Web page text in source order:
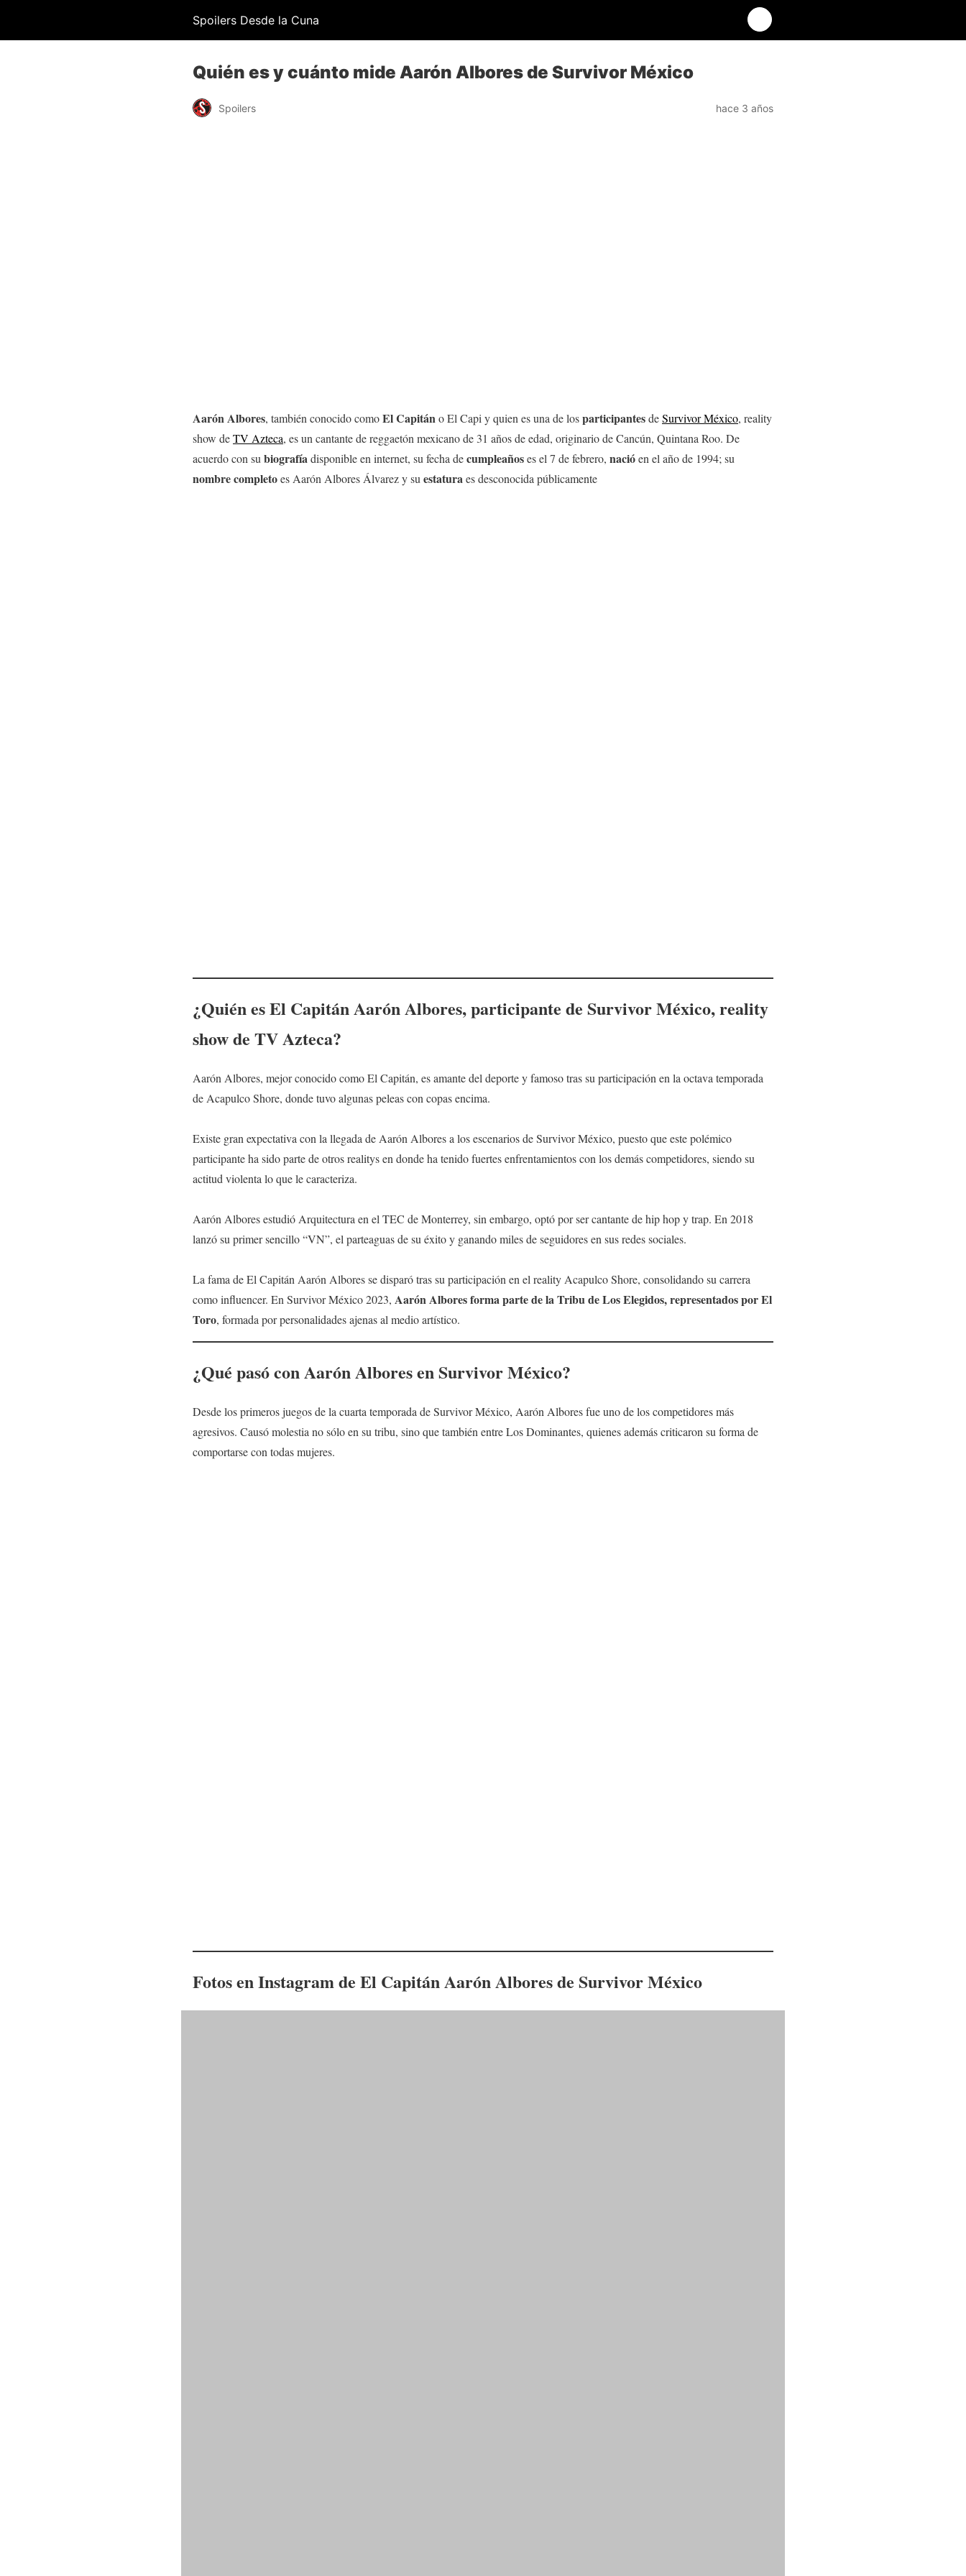
Spoilers Desde la Cuna
Quién es y cuánto mide Aarón Albores de Survivor México
Spoilers hace 3 años
Aarón Albores, también conocido comoEl Capitáno El Capi y quien es una de losparticipantesdeSurvivor México, reality
show deTV Azteca, es un cantante de reggaetón mexicano de 31 años de edad, originario de Cancún, Quintana Roo. De
acuerdo con su biografíadisponible en internet, su fecha decumpleañoses el 7 de febrero, nacióen el año de 1994; su
nombrecompletoes Aarón Albores Álvarez y su estaturaes desconocida públicamente
¿Quién es El Capitán Aarón Albores, participante de Survivor México, reality
show de TV Azteca?
Aarón Albores, mejor conocido como El Capitán, es amante del deporte y famoso tras su participación en la octava temporada
de Acapulco Shore, donde tuvo algunas peleas con copas encima.
Existe gran expectativa con la llegada de Aarón Albores a los escenarios de Survivor México, puesto que este polémico
participante ha sido parte de otros realitys en donde ha tenido fuertes enfrentamientos con los demás competidores, siendo su
actitud violenta lo que le caracteriza.
Aarón Albores estudió Arquitectura en el TEC de Monterrey, sin embargo, optó por ser cantante de hip hop y trap. En 2018
lanzó su primer sencillo “VN”, el parteaguas de su éxito y ganando miles de seguidores en sus redes sociales.
La fama de El Capitán Aarón Albores se disparó tras su participación en el reality Acapulco Shore, consolidando su carrera
como influencer. En Survivor México 2023, Aarón Albores forma parte de la Tribu de Los Elegidos, representados por El
Toro, formada por personalidades ajenas al medio artístico.
¿Qué pasó con Aarón Albores en Survivor México?
Desde los primeros juegos de la cuarta temporada de Survivor México, Aarón Albores fue uno de los competidores más
agresivos. Causó molestia no sólo en su tribu, sino que también entre Los Dominantes, quienes además criticaron su forma de
comportarse con todas mujeres.
Fotos en Instagram de El Capitán Aarón Albores de Survivor México